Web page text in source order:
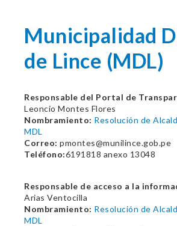
Municipalidad
de Lince (MDL)
Responsable del Portal de
Leoncio Montes Flores
Nombramiento: Resolución de
MDL
Correo: pmontes@munilince.gob.pe
Teléfono:6191818 anexo 13048
Responsable de acceso a la
Arias Ventocilla
Nombramiento: Resolución de
MDL